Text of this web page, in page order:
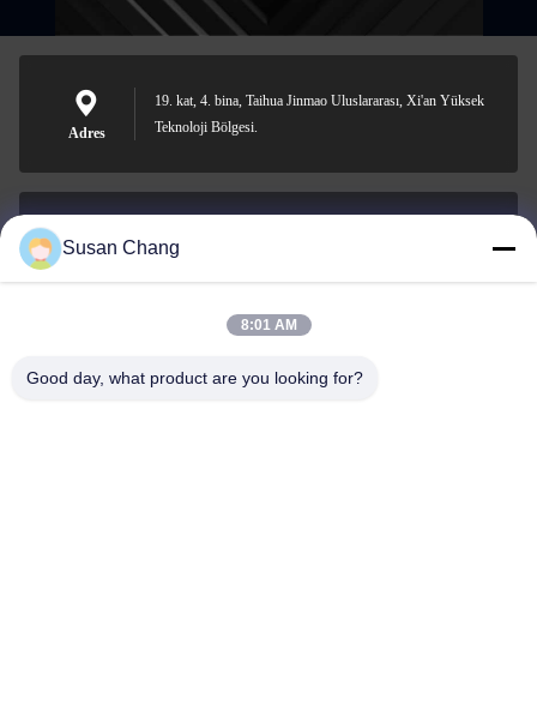
Adres
19. kat, 4. bina, Taihua Jinmao Uluslararası, Xi'an Yüksek
Teknoloji Bölgesi.
Susan@aeaxa.com
0086-13991372145
Susan Chang
8:01 AM
Good day, what product are you looking for?